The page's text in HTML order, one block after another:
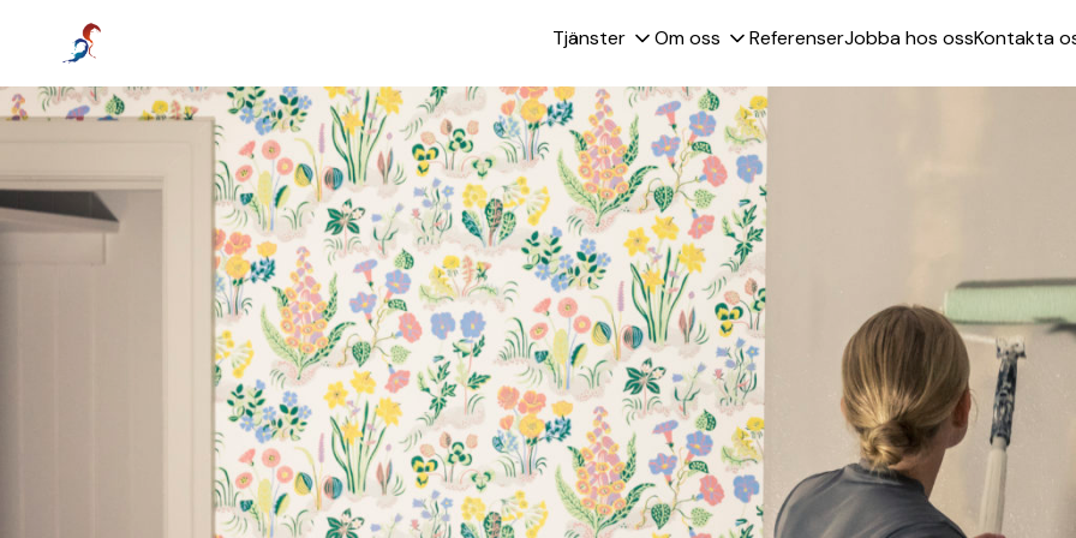
spangsjo
Tjänster Om oss ReferenserJobba hos ossKontakta